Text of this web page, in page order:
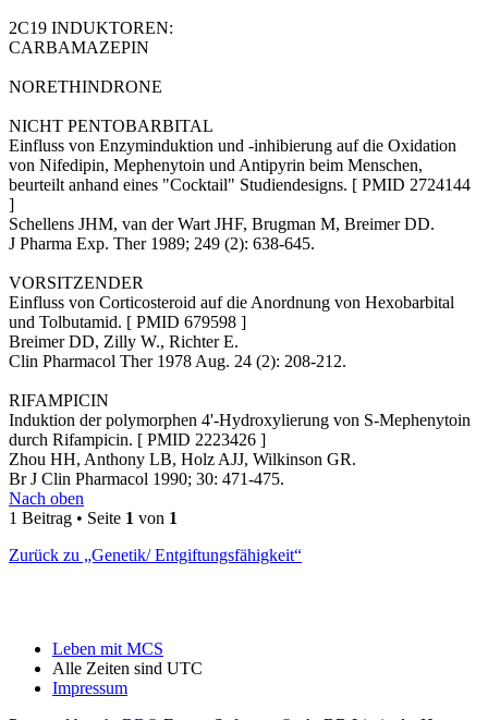
2C19 INDUKTOREN:
CARBAMAZEPIN
NORETHINDRONE
NICHT PENTOBARBITAL
Einfluss von Enzyminduktion und -inhibierung auf die Oxidation
von Nifedipin, Mephenytoin und Antipyrin beim Menschen,
beurteilt anhand eines "Cocktail" Studiendesigns. [ PMID 2724144
]
Schellens JHM, van der Wart JHF, Brugman M, Breimer DD.
J Pharma Exp. Ther 1989; 249 (2): 638-645.
VORSITZENDER
Einfluss von Corticosteroid auf die Anordnung von Hexobarbital
und Tolbutamid. [ PMID 679598 ]
Breimer DD, Zilly W., Richter E.
Clin Pharmacol Ther 1978 Aug. 24 (2): 208-212.
RIFAMPICIN
Induktion der polymorphen 4'-Hydroxylierung von S-Mephenytoin
durch Rifampicin. [ PMID 2223426 ]
Zhou HH, Anthony LB, Holz AJJ, Wilkinson GR.
Br J Clin Pharmacol 1990; 30: 471-475.
Nach oben
1 Beitrag • Seite 1 von 1
Zurück zu „Genetik/ Entgiftungsfähigkeit“
Leben mit MCS
Alle Zeiten sind UTC
Impressum